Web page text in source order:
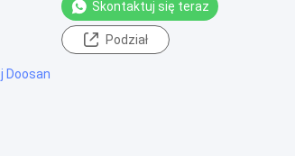
Skontaktuj się teraz
Podział
Doosan